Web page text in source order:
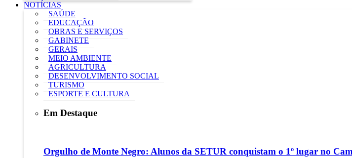
NOTÍCIAS
SAÚDE
EDUCAÇÃO
OBRAS E SERVIÇOS
GABINETE
GERAIS
MEIO AMBIENTE
AGRICULTURA
DESENVOLVIMENTO SOCIAL
TURISMO
ESPORTE E CULTURA
Em Destaque
Orgulho de Monte Negro: Alunos da SETUR conquistam o 1º lugar no